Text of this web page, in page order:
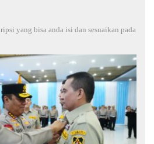
yang bisa anda isi dan sesuaikan pada